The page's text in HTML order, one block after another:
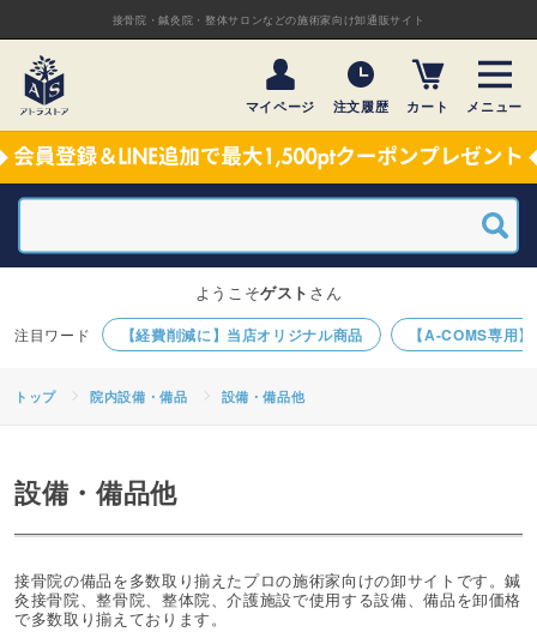
接骨院・鍼灸院・整体サロンなどの施術家向け卸通販サイト
マイページ 注文履歴 カート メニュー
【経費削減に】当店オリジナル商品 【A-COMS専用
ようこそゲスト さん
トップ 院内設備・備品 設備・備品他
設備・備品他
接骨院の備品を多数取り揃えたプロの施術家向けの卸サイトです。鍼
灸接骨院、整骨院、整体院、介護施設で使用する設備、備品を卸価格
で多数取り揃えております。